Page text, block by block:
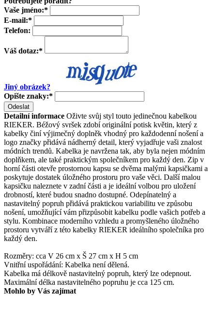
Vaše jméno:*
E-mail:*
Telefon:
Váš dotaz:*
Jiný obrázek?
Opište znaky:*
Odeslat
Detailní informace Oživte svůj styl touto jedinečnou kabelkou
RIEKER. Béžový svršek zdobí originální potisk květin, který z
kabelky činí výjimečný doplněk vhodný pro každodenní nošení a
logo značky přidává nádherný detail, který vyjadřuje vaši znalost
módních trendů. Kabelka je navržena tak, aby byla nejen módním
doplňkem, ale také praktickým společníkem pro každý den. Zip v
horní části otevře prostornou kapsu se dvěma malými kapsičkami a
poskytuje dostatek úložného prostoru pro vaše věci. Další malou
kapsičku naleznete v zadní části a je ideální volbou pro uložení
drobností, které budou snadno dostupné. Odepínatelný a
nastavitelný popruh přidává praktickou variabilitu ve způsobu
nošení, umožňující vám přizpůsobit kabelku podle vašich potřeb a
stylu. Kombinace moderního vzhledu a promyšleného úložného
prostoru vytváří z této kabelky RIEKER ideálního společníka pro
každý den.
Rozměry: cca V 26 cm x Š 27 cm x H 5 cm
Vnitřní uspořádání: Kabelka není dělená.
Kabelka má délkově nastavitelný popruh, který lze odepnout.
Maximální délka nastavitelného popruhu je cca 125 cm.
Mohlo by Vás zajímat